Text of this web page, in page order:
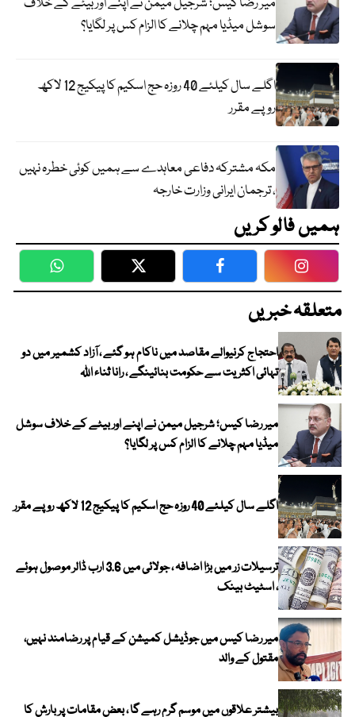
سوشل میڈیا مہم چلانے کا الزام کس پر لگایا؟
اگلے سال کیلئے 40 روزہ حج اسکیم کا پیکیج 12 لاکھ
روپے مقرر
مکہ مشترکہ دفاعی معاہدے سے ہمیں کوئی خطرہ نہیں
، ترجمان ایرانی وزارت خارجہ
ہمیں فالو کریں
WhatsApp Twitter Facebook
متعلقہ خبریں
احتجاج کرنیوالے مقاصد میں ناکام ہو گئے ، آزاد کشمیر میں دو
تہائی اکثریت سے حکومت بنائینگے ، رانا ثناء اللہ
میر رضا کیس؛ شرجیل میمن نے اپنے اور بیٹے کے خلاف سوشل
میڈیا مہم چلانے کا الزام کس پر لگایا؟
اگلے سال کیلئے 40 روزہ حج اسکیم کا پیکیج 12 لاکھ روپے مقرر
ترسیلات زر میں بڑا اضافہ ، جولائی میں 3.6 ارب ڈالر موصول ہوئے
، اسٹیٹ بینک
میر رضا کیس میں جوڈیشل کمیشن کے قیام پر رضامند نہیں،
مقتول کے والد
بیشتر علاقوں میں موسم گرم رہے گا ، بعض مقامات پر بارش کا